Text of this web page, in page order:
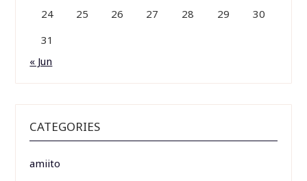
24
25 26 27 28 29
30
31
« Jun
CATEGORIES
amiito